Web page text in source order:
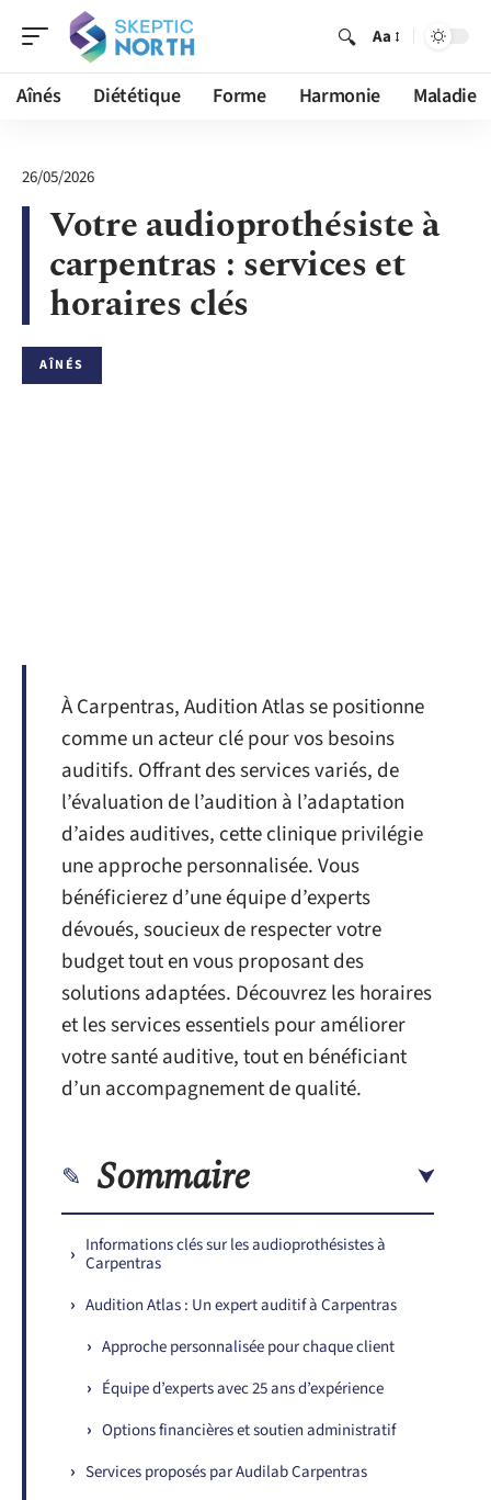
Aa
Aînés Diététique Forme Harmonie Maladie
26/05/2026
Votre audioprothésiste à
carpentras : services et
horaires clés
AÎNÉS
À Carpentras, Audition Atlas se positionne
comme un acteur clé pour vos besoins
auditifs. Offrant des services variés, de
l’évaluation de l’audition à l’adaptation
d’aides auditives, cette clinique privilégie
une approche personnalisée. Vous
bénéficierez d’une équipe d’experts
dévoués, soucieux de respecter votre
budget tout en vous proposant des
solutions adaptées. Découvrez les horaires
et les services essentiels pour améliorer
votre santé auditive, tout en bénéficiant
d’un accompagnement de qualité.
Sommaire
Informations clés sur les audioprothésistes à
Carpentras
Audition Atlas : Un expert auditif à Carpentras
Approche personnalisée pour chaque client
Équipe d’experts avec 25 ans d’expérience
Options financières et soutien administratif
Services proposés par Audilab Carpentras